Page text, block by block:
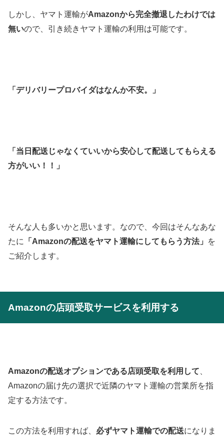
しかし、ヤマト運輸がAmazonから完全撤退したわけでは
無いので、引き続きヤマト運輸の利用は可能です。
「デリバリープロバイダはなんか不安。」
「当日配送じゃなくていいから安心して配送してもらえる
方がいい！！」
そんな人も多いかと思います。なので、今回はそんなあな
たに
「Amazonの配送をヤマト運輸にしてもらう方法」
を
ご紹介します。
Amazonの店頭受取サービスを利用する
Amazonの配送オプションである店頭受取を利用して
Amazonの届け先の選択で近隣のヤマト運輸の営業所を指
定する方法です。
この方法を利用すれば、 必ずヤマト運輸での配送になりま